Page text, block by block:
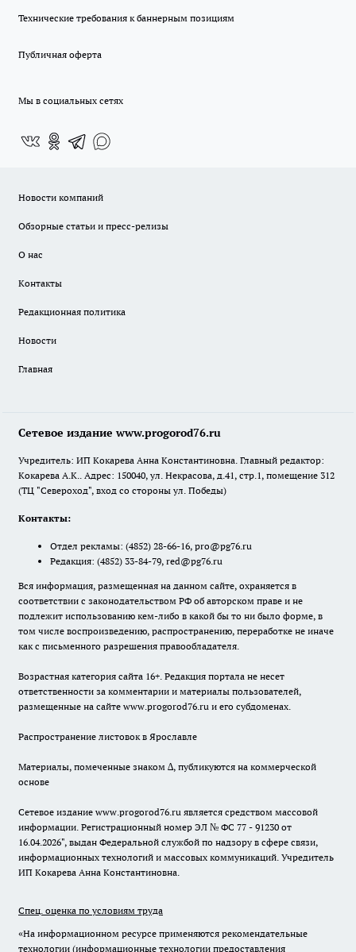
Технические требования к баннерным позициям
Публичная оферта
Мы в социальных сетях
Новости компаний
Обзорные статьи и пресс-релизы
О нас
Контакты
Редакционная политика
Новости
Главная
Сетевое издание www.progorod76.ru
Учредитель: ИП Кокарева Анна Константиновна. Главный редактор:
Кокарева А.К.. Адрес: 150040, ул. Некрасова, д.41, стр.1, помещение 312
(ТЦ "Североход", вход со стороны ул. Победы)
Контакты:
Отдел рекламы: (4852) 28-66-16, pro@pg76.ru
Редакция: (4852) 33-84-79, red@pg76.ru
Вся информация, размещенная на данном сайте, охраняется в
соответствии с законодательством РФ об авторском праве и не
подлежит использованию кем-либо в какой бы то ни было форме, в
том числе воспроизведению, распространению, переработке не иначе
как с письменного разрешения правообладателя.
Возрастная категория сайта 16+. Редакция портала не несет
ответственности за комментарии и материалы пользователей,
размещенные на сайте www.progorod76.ru и его субдоменах.
Распространение листовок в Ярославле
Материалы, помеченные знаком ∆, публикуются на коммерческой
основе
Сетевое издание www.progorod76.ru является средством массовой
информации. Регистрационный номер ЭЛ № ФС 77 - 91230 от
16.04.2026", выдан Федеральной службой по надзору в сфере связи,
информационных технологий и массовых коммуникаций. Учредитель
ИП Кокарева Анна Константиновна.
Спец. оценка по условиям труда
«На информационном ресурсе применяются рекомендательные
технологии (информационные технологии предоставления